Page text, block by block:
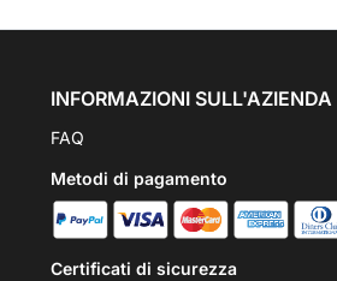
INFORMAZIONI SULL'AZIENDA
FAQ
Metodi di pagamento
Certificati di sicurezza